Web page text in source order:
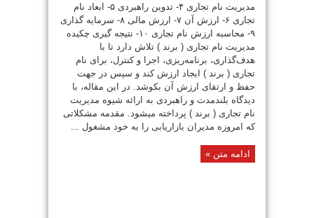
مدیریت نام تجاری ۴- تدوین راهبردی ۵- ابعاد نام
تجاری ۶- ارزش آن ۷- ارزش مالی ۸- سرمایه گذاری
۹- محاسبه ارزش نام تجاری ۱۰- نتیجه گیری چکیده
مدیریت نام تجاری ( برند ) تلاش دارد تا با
هدف‌گذاری، برنامه‌ریزی، اجرا و کنترل، برای نام
تجاری ( برند ) ایجاد ارزش کند و سپس در جهت
حفظ و ارتقای ارزش آن بکوشد. در این مقاله، با
دیدگاه بلند‌مدت و راهبردی به ارائه شیوه مدیریت
نام تجاری ( برند ) پرداخته‌ میشود. مقدمه مشکلاتی
که امروزه مدیران بازاریابی را به خود مشغول ...
ادامه متن »